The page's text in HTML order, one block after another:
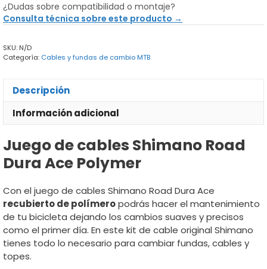
Shimano
Road
cantidad
¿Dudas sobre compatibilidad o montaje?
Consulta técnica sobre este producto →
SKU: N/D
Categoría: Cables y fundas de cambio MTB
Descripción
Información adicional
Juego de cables Shimano Road
Dura Ace Polymer
Con el juego de cables Shimano Road Dura Ace
recubierto de polímeropodrás hacer el mantenimiento
de tu bicicleta dejando los cambios suaves y precisos
como el primer día. En este kit de cable original Shimano
tienes todo lo necesario para cambiar fundas, cables y
topes.